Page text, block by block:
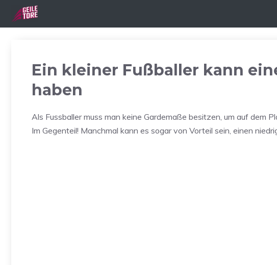
Inhalt
Ein kleiner Fußballer kann
haben
Als Fussballer muss man keine Gardemaße besitzen, um auf dem
Im Gegenteil! Manchmal kann es sogar von Vorteil sein, einen